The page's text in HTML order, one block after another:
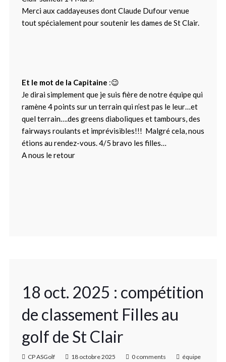
Merci aux caddayeuses dont Claude Dufour venue
tout spécialement pour soutenir les dames de St Clair.
Et le mot de la Capitaine :😉
Je dirai simplement que je suis fière de notre équipe qui
ramène 4 points sur un terrain qui n’est pas le leur…et
quel terrain….des greens diaboliques et tambours, des
fairways roulants et imprévisibles!!! Malgré cela, nous
étions au rendez-vous. 4/5 bravo les filles…
A nous le retour
18 oct. 2025 : compétition
de classement Filles au
golf de St Clair
CP ASGolf 18 octobre 2025 0 comments
équipe